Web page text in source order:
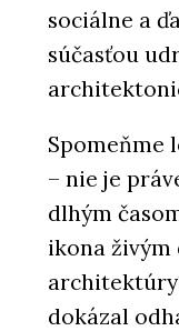
sociálne a
súčasťou
Spomeňme
– nie je
dlhým
ikona živým
dokázal